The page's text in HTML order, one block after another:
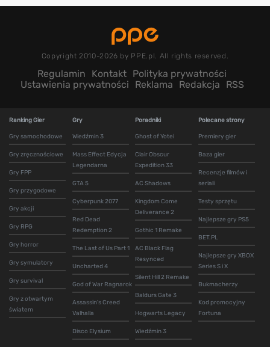
Copyright 2010-2026 by PPE.pl. All rights reserved.
Regulamin Kontakt Polityka prywatności
Ustawienia prywatności
Reklama Redakcja RSS
Ranking Gier
Gry samochodowe
Gry zręcznościowe
Gry FPP
Gry przygodowe
Gry akcji
Gry RPG
Gry horror
Gry symulatory
Gry survival
Gry z otwartym
światem
Gry
Wiedźmin 3
Mass Effect Edycja
Legendarna
GTA 5
Cyberpunk 2077
Red Dead
Redemption 2
The Last of Us Part 1
Uncharted 4
God of War Ragnarok
Assassin's Creed
Valhalla
Disco Elysium
Poradniki
Ghost of Yotei
Clair Obscur
Expedition 33
AC Shadows
Kingdom Come
Deliverance 2
Gothic 1 Remake
AC Black Flag
Resynced
Silent Hill 2 Remake
Baldurs Gate 3
Hogwarts Legacy
Wiedźmin 3
Polecane strony
Premiery gier
Baza gier
Recenzje filmów i
seriali
Testy sprzętu
Najlepsze gry PS5
BET.PL
Najlepsze gry XBOX
Series S i X
Bukmacherzy
Kod promocyjny
Fortuna